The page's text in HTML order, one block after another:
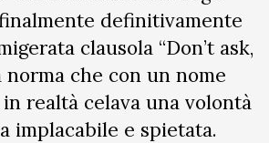
definitivamente
clausola “Don’t ask,
norma che con un nome
in realtà celava una volontà
implacabile e spietata.